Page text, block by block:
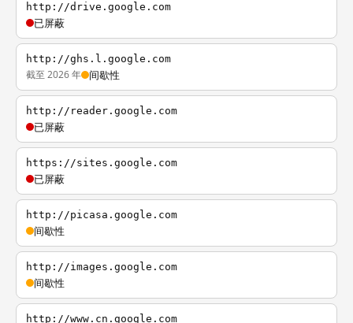
http://drive.google.com
已屏蔽
http://ghs.l.google.com
截至 2026 年 间歇性
http://reader.google.com
已屏蔽
https://sites.google.com
已屏蔽
http://picasa.google.com
间歇性
http://images.google.com
间歇性
http://www.cn.google.com